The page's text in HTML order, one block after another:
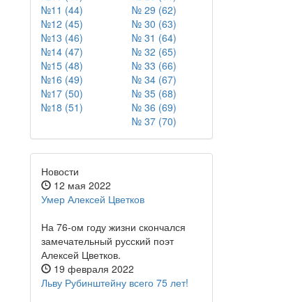
№11 (44)
№12 (45)
№13 (46)
№14 (47)
№15 (48)
№16 (49)
№17 (50)
№18 (51)
№ 29 (62)
№ 30 (63)
№ 31 (64)
№ 32 (65)
№ 33 (66)
№ 34 (67)
№ 35 (68)
№ 36 (69)
№ 37 (70)
Новости
12 мая 2022
Умер Алексей Цветков
На 76-ом году жизни скончался
замечательный русский поэт
Алексей Цветков.
19 февраля 2022
Льву Рубинштейну всего 75 лет!